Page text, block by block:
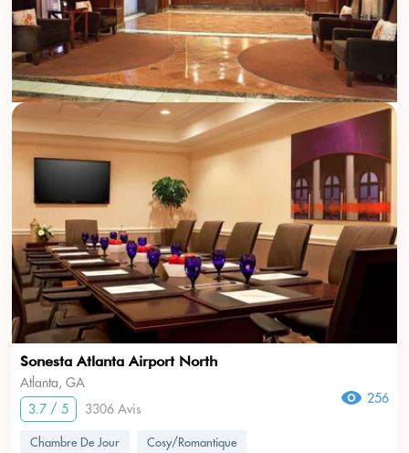
Sonesta Atlanta Airport North
Atlanta, GA
3.7 / 5
3306 Avis
256
Chambre De Jour
Cosy/Romantique